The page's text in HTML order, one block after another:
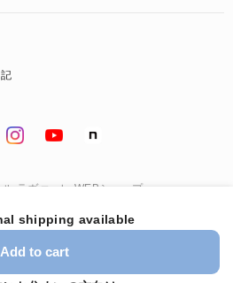
ラヴァーレ WEBショップ
shipping available
Add to cart